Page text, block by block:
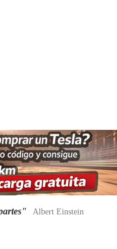
Albert Einstein